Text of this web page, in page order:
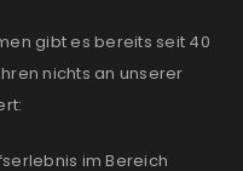
gibt es bereits seit 40
nichts an unserer
im Bereich